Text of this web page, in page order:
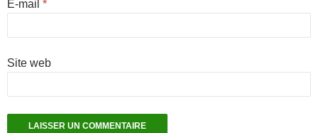
E-mail *
Site web